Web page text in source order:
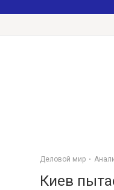
Деловой мир
Киев